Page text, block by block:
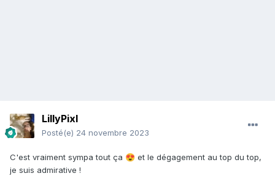
LillyPixl
Posté(e) 24 novembre 2023
C'est vraiment sympa tout ça 😍 et le dégagement au top du top,
je suis admirative !